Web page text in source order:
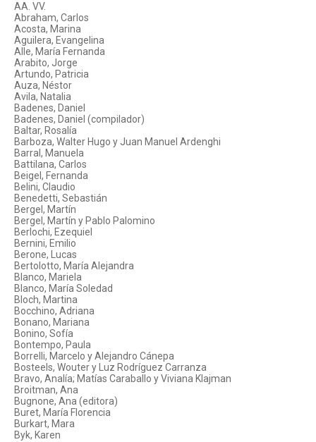
AA. VV.
Abraham, Carlos
Acosta, Marina
Aguilera, Evangelina
Alle, María Fernanda
Arabito, Jorge
Artundo, Patricia
Auza, Néstor
Avila, Natalia
Badenes, Daniel
Badenes, Daniel (compilador)
Baltar, Rosalía
Barboza, Walter Hugo y Juan Manuel Ardenghi
Barral, Manuela
Battilana, Carlos
Beigel, Fernanda
Belini, Claudio
Benedetti, Sebastián
Bergel, Martín
Bergel, Martín y Pablo Palomino
Berlochi, Ezequiel
Bernini, Emilio
Berone, Lucas
Bertolotto, María Alejandra
Blanco, Mariela
Blanco, María Soledad
Bloch, Martina
Bocchino, Adriana
Bonano, Mariana
Bonino, Sofía
Bontempo, Paula
Borrelli, Marcelo y Alejandro Cánepa
Bosteels, Wouter y Luz Rodríguez Carranza
Bravo, Analía; Matías Caraballo y Viviana Klajman
Broitman, Ana
Bugnone, Ana (editora)
Buret, María Florencia
Burkart, Mara
Byk, Karen